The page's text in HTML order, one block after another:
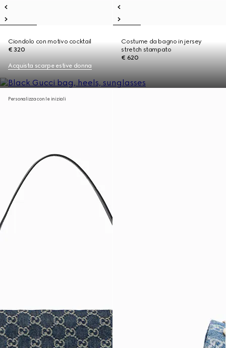
Ciondolo con motivo cocktail
€ 320
Costume da bagno in jersey
stretch stampato
€ 620
Acquista scarpe estive donna
Personalizza con le iniziali